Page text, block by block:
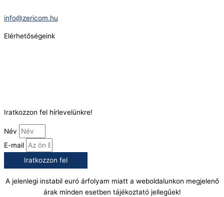
info@zericom.hu
Elérhetőségeink
Iratkozzon fel hírlevelünkre!
Név
E-mail
Iratkozzon fel
A jelenlegi instabil euró árfolyam miatt a weboldalunkon megjelenő
árak minden esetben tájékoztató jellegűek!